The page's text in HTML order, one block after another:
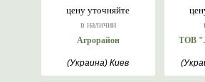
цену уточняйте
в наличии
Агрорайон
(Украина) Киев
ТОВ